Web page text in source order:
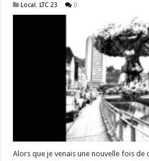
Local, LTC 23 0
Alors que je venais une nouvelle fois de